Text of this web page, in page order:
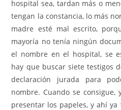
hospital sea, tardan más o
tengan la constancia, lo más
madre esté mal escrito,
mayoría no tenía ningún
el nombre en el hospital, se
hay que buscar siete testigos
declaración jurada para
nombre. Cuando se
presentar los papeles, y ahí